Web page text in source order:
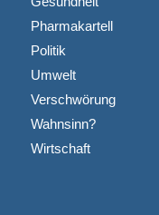
Pharmakartell
Politik
Umwelt
Verschwörung
Wahnsinn?
Wirtschaft